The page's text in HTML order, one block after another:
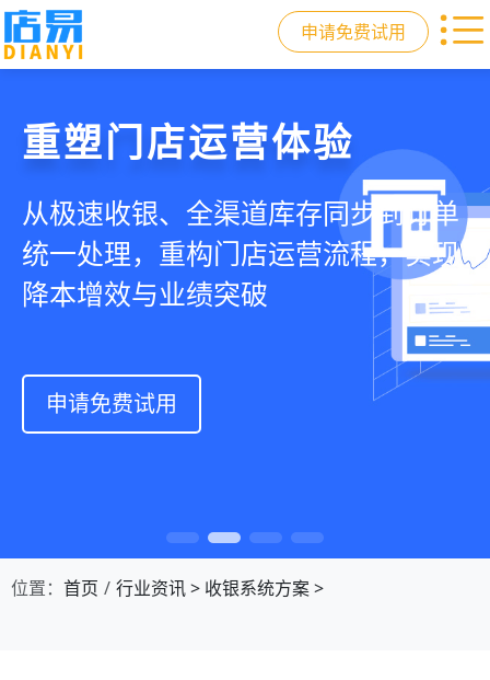
申请免费试用
门店收银，就用店易
智慧收银+商品库存+会员增长+小程序
商城，一套系统解决开店管店及业绩
增长难题
申请免费试用
重塑门店运营体验
从极速收银、全渠道库存同步到订单
统一处理，重构门店运营流程，实现
降本增效与业绩突破
申请免费试用
驱动私域会员增长
从支付即会员、精准营销到优惠券互
通，驱动私域流量沉淀和会员复购，
提升忠诚度和营销效果
申请免费试用
快速拓展生意边界
借助小程序商城、线上引流到线下售
后，打通全域销售渠道，拓展生意边
界，提升顾客体验
申请免费试用
位置： 首页 行业资讯> 收银系统方案>